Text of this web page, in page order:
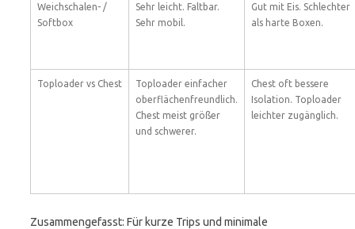
Weichschalen- /
Softbox
Sehr leicht. Faltbar.
Sehr mobil.
Gut mit Eis. Schlechter
als harte Boxen.
Toploader vs Chest
Toploader einfacher
oberflächenfreundlich.
Chest meist größer
und schwerer.
Chest oft bessere
Isolation. Toploader
leichter zugänglich.
Zusammengefasst: Für kurze Trips und minimale